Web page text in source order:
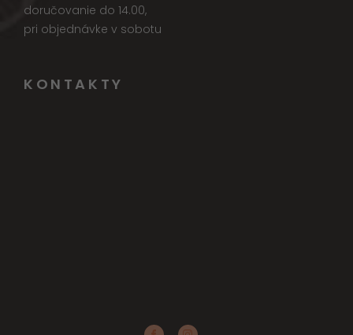
doručovanie do 14.00,
pri objednávke v sobotu
KONTAKTY